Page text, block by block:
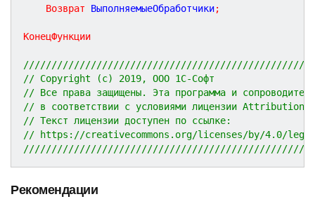
Возврат ВыполняемыеОбработчики;
КонецФункции
// Copyright (c) 2019, ООО 1С-Софт
// Все права защищены. Эта программа и
// в соответствии с условиями лицензии
// Текст лицензии доступен по ссылке:
// https://creativecommons.org/licenses/by/4.0/
Рекомендации